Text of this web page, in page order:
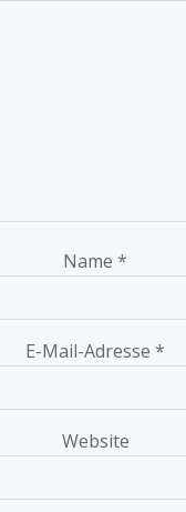
Name *
E-Mail-Adresse *
Website